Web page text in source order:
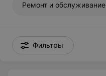
Ремонт и обслуживание
Фильтры